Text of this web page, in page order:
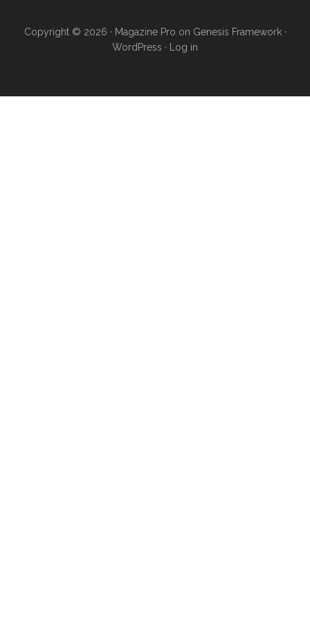
Copyright © 2026 · Magazine Pro on Genesis Framework·
WordPress · Log in